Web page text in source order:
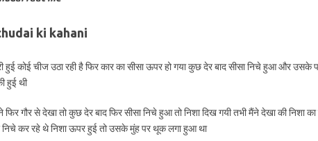
ki kahani
हुई कोई चीज उठा रही है फिर कार का सीसा ऊपर हो गया कुछ देर बाद सीसा निचे हुआ और उसके
हुई थी
गौर से देखा तो कुछ देर बाद फिर सीसा निचे हुआ तो निशा दिख गयी तभी मैंने देखा की निशा
कर रहे थे निशा ऊपर हुई तो उसके मुंह पर थूक लगा हुआ था